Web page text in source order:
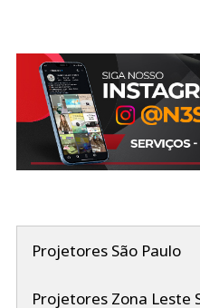
Projetores São Paulo
Projetores Zona Leste